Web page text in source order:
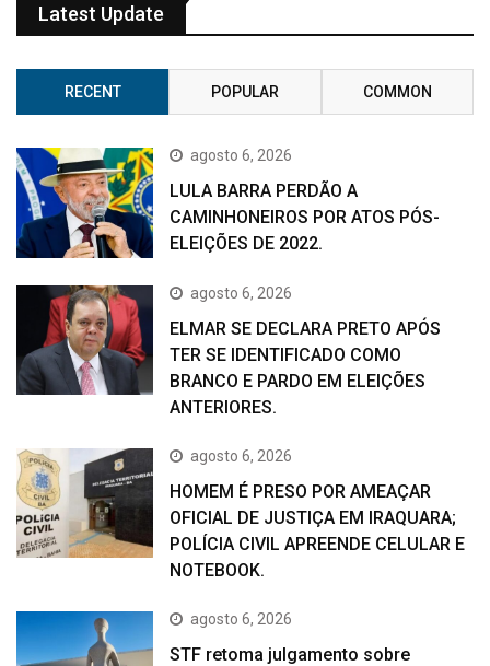
Latest Update
RECENT POPULAR COMMON
agosto 6, 2026
LULA BARRA PERDÃO A
CAMINHONEIROS POR ATOS PÓS-
ELEIÇÕES DE 2022.
agosto 6, 2026
ELMAR SE DECLARA PRETO APÓS
TER SE IDENTIFICADO COMO
BRANCO E PARDO EM ELEIÇÕES
ANTERIORES.
agosto 6, 2026
HOMEM É PRESO POR AMEAÇAR
OFICIAL DE JUSTIÇA EM IRAQUARA;
POLÍCIA CIVIL APREENDE CELULAR E
NOTEBOOK.
agosto 6, 2026
STF retoma julgamento sobre